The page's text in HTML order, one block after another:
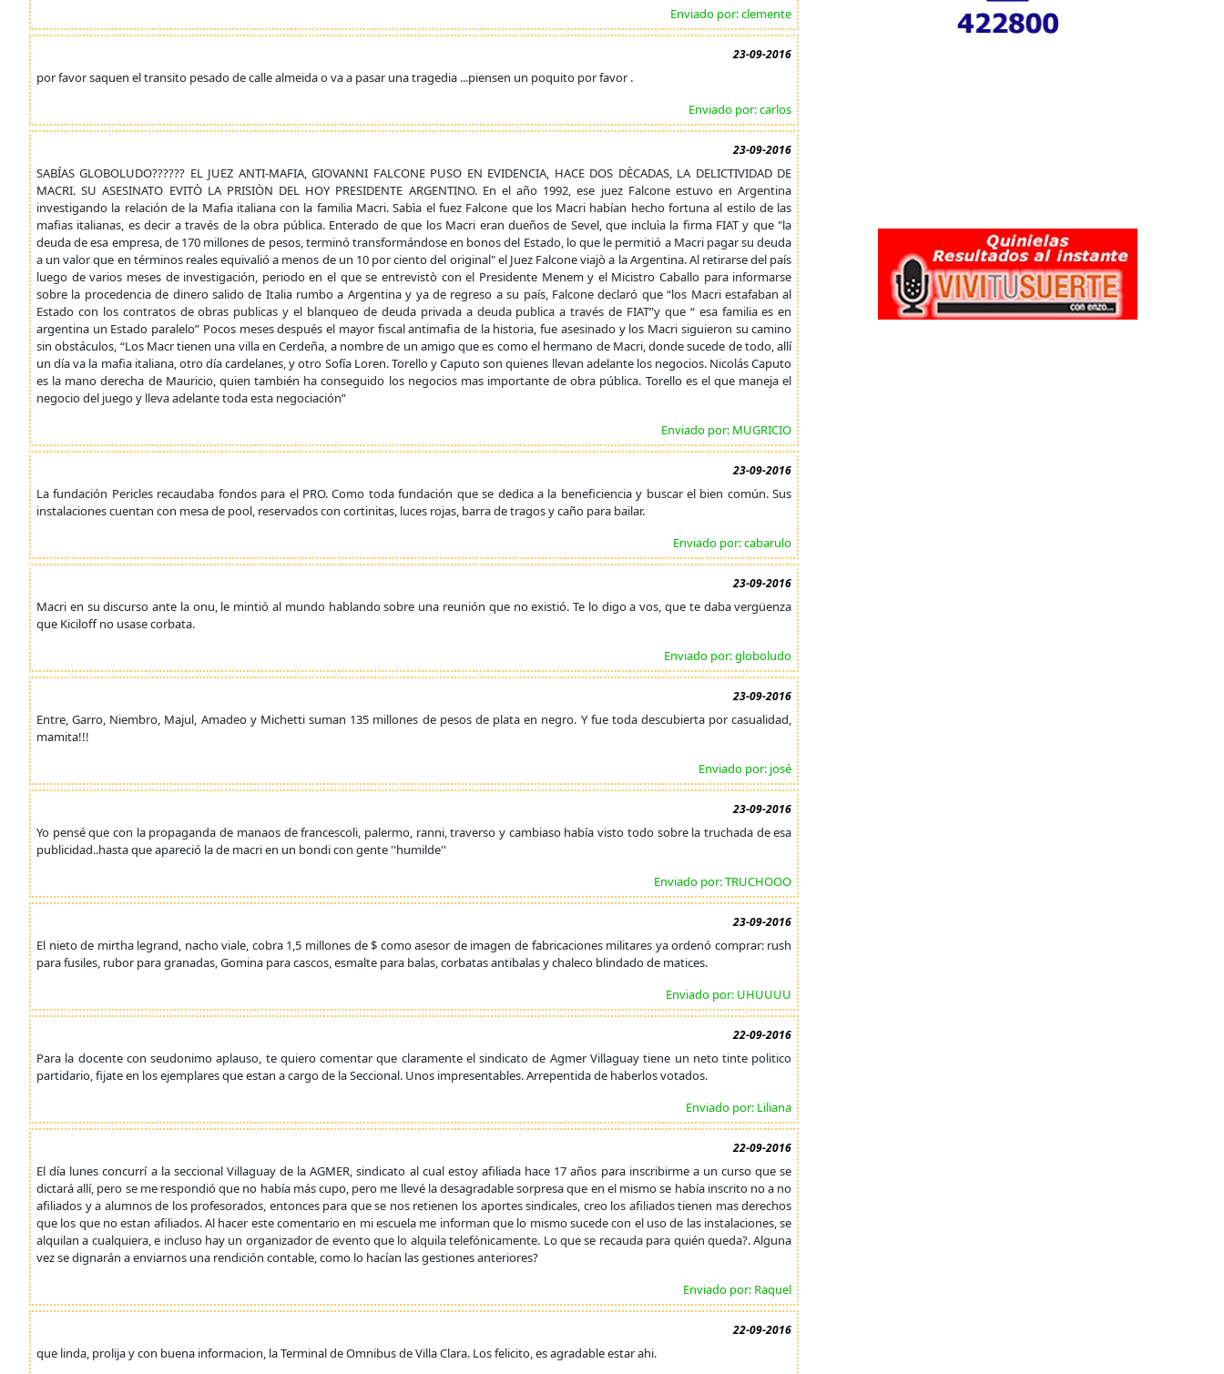
Enviado por: clemente
23-09-2016
por favor saquen el transito pesado de calle almeida o va a pasar una tragedia ...piensen un poquito por favor .
Enviado por: carlos
23-09-2016
SABÍAS GLOBOLUDO?????? EL JUEZ ANTI-MAFIA, GIOVANNI FALCONE PUSO EN EVIDENCIA, HACE DOS DÈCADAS, LA DELICTIVIDAD DE
MACRI. SU ASESINATO EVITÒ LA PRISIÒN DEL HOY PRESIDENTE ARGENTINO. En el año 1992, ese juez Falcone estuvo en Argentina
investigando la relación de la Mafia italiana con la familia Macri. Sabìa el fuez Falcone que los Macri habían hecho fortuna al estilo de las
mafias italianas, es decir a través de la obra pública. Enterado de que los Macri eran dueños de Sevel, que incluìa la firma FIAT y que "la
deuda de esa empresa, de 170 millones de pesos, terminó transformándose en bonos del Estado, lo que le permitió a Macri pagar su deuda
a un valor que en términos reales equivalió a menos de un 10 por ciento del original" el Juez Falcone viajò a la Argentina. Al retirarse del país
luego de varios meses de investigación, periodo en el que se entrevistò con el Presidente Menem y el Micistro Caballo para informarse
sobre la procedencia de dinero salido de Italia rumbo a Argentina y ya de regreso a su país, Falcone declaró que “los Macri estafaban al
Estado con los contratos de obras publicas y el blanqueo de deuda privada a deuda publica a través de FIAT”y que “ esa familia es en
argentina un Estado paralelo” Pocos meses después el mayor fiscal antimafia de la historia, fue asesinado y los Macri siguieron su camino
sin obstáculos, “Los Macr tienen una villa en Cerdeña, a nombre de un amigo que es como el hermano de Macri, donde sucede de todo, allí
un día va la mafia italiana, otro día cardelanes, y otro Sofía Loren. Torello y Caputo son quienes llevan adelante los negocios. Nicolás Caputo
es la mano derecha de Mauricio, quien también ha conseguido los negocios mas importante de obra pública. Torello es el que maneja el
negocio del juego y lleva adelante toda esta negociación”
Enviado por: MUGRICIO
23-09-2016
La fundación Pericles recaudaba fondos para el PRO. Como toda fundación que se dedica a la beneficiencia y buscar el bien común. Sus
instalaciones cuentan con mesa de pool, reservados con cortinitas, luces rojas, barra de tragos y caño para bailar.
Enviado por: cabarulo
23-09-2016
Macri en su discurso ante la onu, le mintió al mundo hablando sobre una reunión que no existió. Te lo digo a vos, que te daba vergüenza
que Kiciloff no usase corbata.
Enviado por: globoludo
23-09-2016
Entre, Garro, Niembro, Majul, Amadeo y Michetti suman 135 millones de pesos de plata en negro. Y fue toda descubierta por casualidad,
mamita!!!
Enviado por: josé
23-09-2016
Yo pensé que con la propaganda de manaos de francescoli, palermo, ranni, traverso y cambiaso había visto todo sobre la truchada de esa
publicidad..hasta que apareció la de macri en un bondi con gente ''humilde''
Enviado por: TRUCHOOO
23-09-2016
El nieto de mirtha legrand, nacho viale, cobra 1,5 millones de $ como asesor de imagen de fabricaciones militares ya ordenó comprar: rush
para fusiles, rubor para granadas, Gomina para cascos, esmalte para balas, corbatas antibalas y chaleco blindado de matices.
Enviado por: UHUUUU
22-09-2016
Para la docente con seudonimo aplauso, te quiero comentar que claramente el sindicato de Agmer Villaguay tiene un neto tinte politico
partidario, fijate en los ejemplares que estan a cargo de la Seccional. Unos impresentables. Arrepentida de haberlos votados.
Enviado por: Liliana
22-09-2016
El día lunes concurrí a la seccional Villaguay de la AGMER, sindicato al cual estoy afiliada hace 17 años para inscribirme a un curso que se
dictará allí, pero se me respondió que no había más cupo, pero me llevé la desagradable sorpresa que en el mismo se había inscrito no a no
afiliados y a alumnos de los profesorados, entonces para que se nos retienen los aportes sindicales, creo los afiliados tienen mas derechos
que los que no estan afiliados. Al hacer este comentario en mi escuela me informan que lo mismo sucede con el uso de las instalaciones, se
alquilan a cualquiera, e incluso hay un organizador de evento que lo alquila telefónicamente. Lo que se recauda para quién queda?. Alguna
vez se dignarán a enviarnos una rendición contable, como lo hacían las gestiones anteriores?
Enviado por: Raquel
22-09-2016
que linda, prolija y con buena informacion, la Terminal de Omnibus de Villa Clara. Los felicito, es agradable estar ahi.